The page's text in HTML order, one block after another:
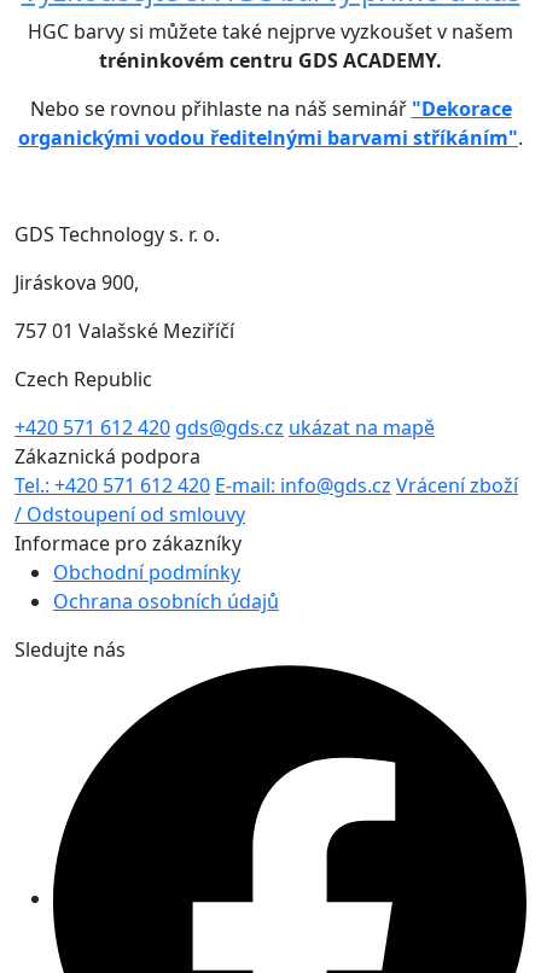
HGC barvy si můžete také nejprve vyzkoušet v našem
tréninkovém centru GDS ACADEMY.
Nebo se rovnou přihlaste na náš seminář "Dekorace
organickými vodou ředitelnými barvami stříkáním".
GDS Technology s. r. o.
Jiráskova 900,
757 01 Valašské Meziříčí
Czech Republic
+420 571 612 420 gds@gds.cz ukázat na mapě
Zákaznická podpora
Tel.: +420 571 612 420 E-mail: info@gds.cz Vrácení zboží
/ Odstoupení od smlouvy
Informace pro zákazníky
Obchodní podmínky
Ochrana osobních údajů
Sledujte nás